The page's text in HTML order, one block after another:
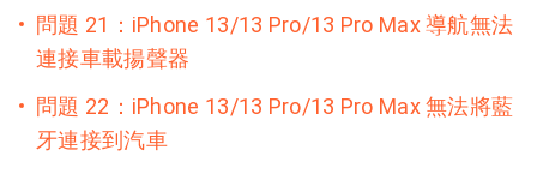
問題 21：iPhone 13/13 Pro/13 Pro Max 導航無法
連接車載揚聲器
問題 22：iPhone 13/13 Pro/13 Pro Max 無法將藍
牙連接到汽車